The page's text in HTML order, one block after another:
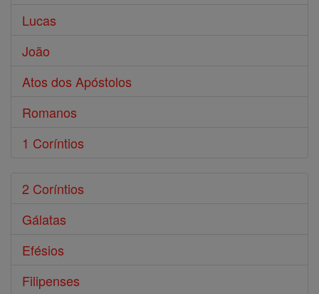
Lucas
João
Atos dos Apóstolos
Romanos
1 Coríntios
2 Coríntios
Gálatas
Efésios
Filipenses